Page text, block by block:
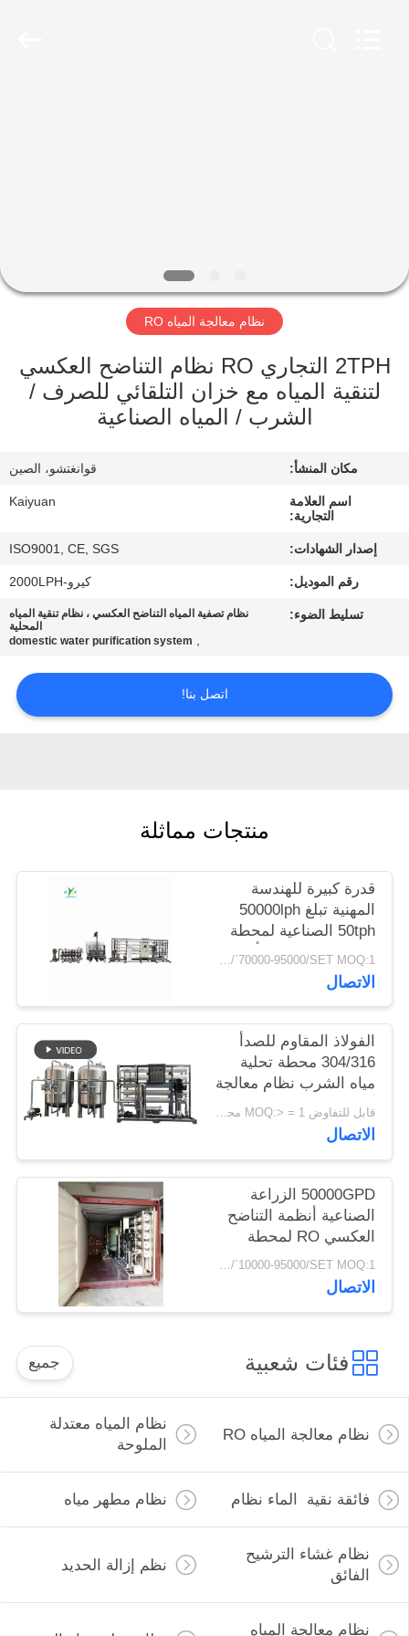
جولة
المعمل
الجودة
اطلب
COMPANY
NEWS
PRIVACY
POLICY
نظام معالجة المياه RO
2TPH التجاري RO نظام التناضح العكسي
لتنقية المياه مع خزان التلقائي للصرف /
الشرب / المياه الصناعية
مكان المنشأ: قوانغتشو، الصين
اسم العلامة
التجارية:
Kaiyuan
إصدار الشهادات: ISO9001, CE, SGS
رقم الموديل: كيرو-2000LPH
تسليط الضوء:
نظام تصفية المياه التناضح العكسي ، نظام تنقية المياه
المحلية
,
domestic water purification system
اتصل بنا!
منتجات مماثلة
قدرة كبيرة للهندسة
المهنية تبلغ 50000lph
50tph الصناعية لمحطة
معالجة المياه RO أنظمة
التناضح العكسي
USD/`70000-95000/SET MOQ:1 مجموعة
الاتصال
الفولاذ المقاوم للصدأ
304/316 محطة تحلية
مياه الشرب نظام معالجة
مياه الشرب في الحرم
الجامعي مرشح مياه
التناضح العكسي
قابل للتفاوض MOQ:> = 1 مجموعات
الاتصال
50000GPD الزراعة
الصناعية أنظمة التناضح
العكسي RO لمحطة
معالجة مياه الآبار الجوفية
في حاوية متنقلة
USD/`10000-95000/SET MOQ:1 مجموعة
الاتصال
فئات شعبية جميع
نظام معالجة المياه RO
نظام المياه معتدلة
الملوحة
فائقة نقية الماء نظام نظام مطهر مياه
نظام غشاء الترشيح
الفائق
نظم إزالة الحديد
نظام معالجة المياه